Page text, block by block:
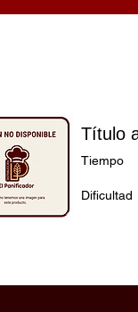
Título
Tiempo
Dificultad